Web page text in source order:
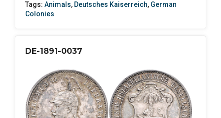
Tags: Animals, Deutsches Kaiserreich, German
Colonies
DE-1891-0037